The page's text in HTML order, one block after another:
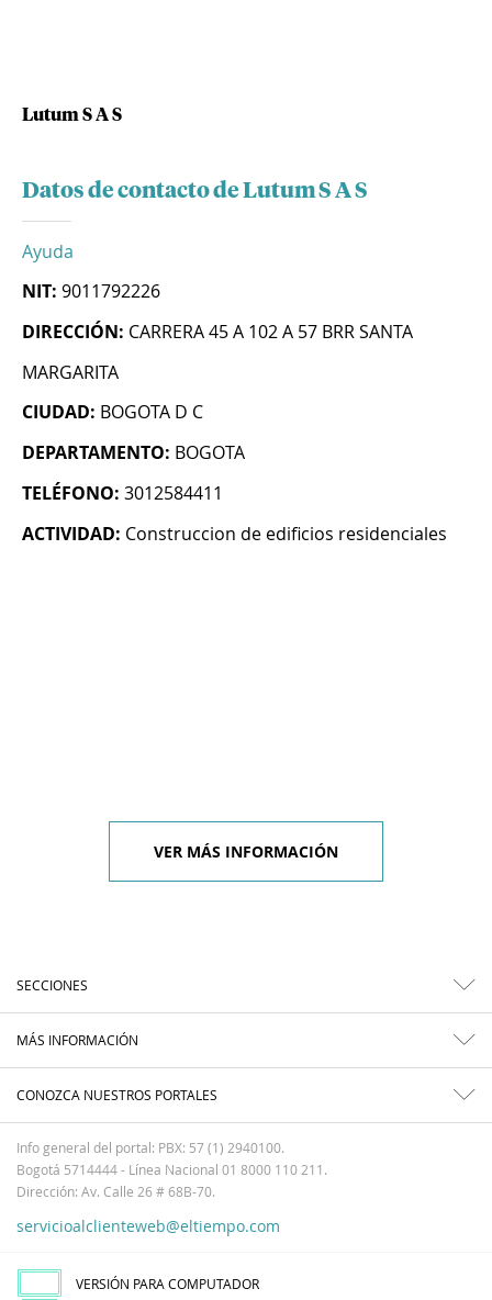
Lutum S A S
Datos de contacto de Lutum S A S
Ayuda
NIT: 9011792226
DIRECCIÓN: CARRERA 45 A 102 A 57 BRR SANTA
MARGARITA
CIUDAD: BOGOTA D C
DEPARTAMENTO: BOGOTA
TELÉFONO: 3012584411
ACTIVIDAD: Construccion de edificios residenciales
VER MÁS INFORMACIÓN
SECCIONES
MÁS INFORMACIÓN
CONOZCA NUESTROS PORTALES
Info general del portal: PBX: 57 (1) 2940100.
Bogotá 5714444 - Línea Nacional 01 8000 110 211.
Dirección: Av. Calle 26 # 68B-70.
servicioalclienteweb@eltiempo.com
VERSIÓN PARA COMPUTADOR